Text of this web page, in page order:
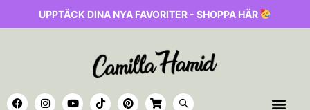
UPPTÄCK DINA NYA FAVORITER - SHOPPA HÄR